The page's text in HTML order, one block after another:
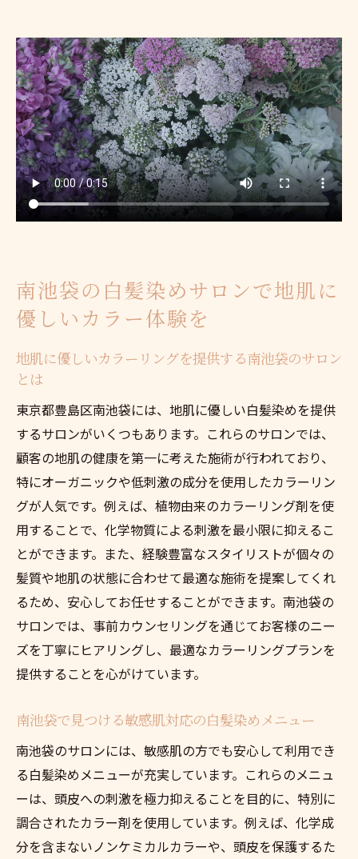
の魅力
南池袋で地肌に優しい白髪染めを選ぶポイ
ント
安心して任せられる南池袋の白髪染めサロ
ン選び
南池袋で地肌に優しい白髪染めを楽しむ秘
訣
初めての白髪染めでも安心の南池袋サロン
紹介
白髪染め初心者向けの南池袋サロンの選び
地肌に優しい初回白髪染めのポイント in 南
池袋
南池袋で白髪染めを始める方必見のサロン
情報
白髪染めデビューに最適な南池袋の地肌ケ
アサロン
地肌に優しい白髪染めを実現する南池袋のプロ
フェッショナル
南池袋のプロが提供する地肌に優しい白髪
染め技術
プロフェッショナルによる地肌にやさしい
南池袋で活躍する地肌に優しい白髪染めの
プロたち
地肌への配慮が深い南池袋の白髪染めプロ
フェッショナル
南池袋のサロンが採用する地肌に優しい白
髪染めとは
南池袋の白髪染めサロンで地肌に
優しいカラー体験を
地肌に優しいカラーリングを提供する南池袋のサロン
とは
東京都豊島区南池袋には、地肌に優しい白髪染めを提供
するサロンがいくつもあります。これらのサロンでは、
顧客の地肌の健康を第一に考えた施術が行われており、
特にオーガニックや低刺激の成分を使用したカラーリン
グが人気です。例えば、植物由来のカラーリング剤を使
用することで、化学物質による刺激を最小限に抑えるこ
とができます。また、経験豊富なスタイリストが個々の
髪質や地肌の状態に合わせて最適な施術を提案してくれ
るため、安心してお任せすることができます。南池袋の
サロンでは、事前カウンセリングを通じてお客様のニー
ズを丁寧にヒアリングし、最適なカラーリングプランを
提供することを心がけています。
南池袋で見つける敏感肌対応の白髪染めメニュー
南池袋のサロンには、敏感肌の方でも安心して利用でき
る白髪染めメニューが充実しています。これらのメニュ
ーは、頭皮への刺激を極力抑えることを目的に、特別に
調合されたカラー剤を使用しています。例えば、化学成
分を含まないノンケミカルカラーや、頭皮を保護するた